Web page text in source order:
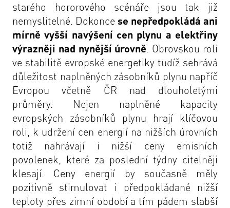
starého hororového scénáře jsou tak již
nemyslitelné. Dokonce se nepředpokládá ani
mírně vyšší navýšení cen plynu a elektřiny
výrazněji nad nynější úrovně. Obrovskou roli
ve stabilitě evropské energetiky tudíž sehrává
důležitost naplněných zásobníků plynu napříč
Evropou včetně ČR nad dlouholetými
průměry. Nejen naplněné kapacity
evropských zásobníků plynu hrají klíčovou
roli, k udržení cen energií na nižších úrovních
totiž nahrávají i nižší ceny emisních
povolenek, které za poslední týdny citelněji
klesají. Ceny energií by současně měly
pozitivně stimulovat i předpokládané nižší
teploty přes zimní období a tím pádem slabší